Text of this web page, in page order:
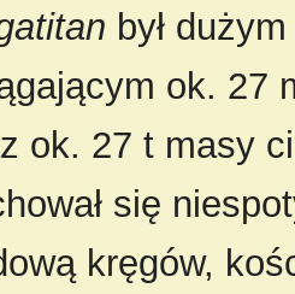
był
ok. 27
ok. 27 t masy
się
kręgów,